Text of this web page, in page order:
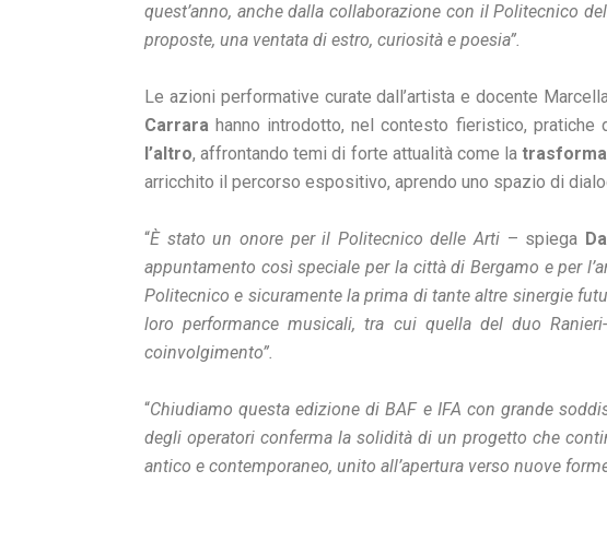
quest’anno, anche dalla collaborazione con il Politecnico
proposte, una ventata di estro, curiosità e poesia”.
Le azioni performative curate dall’artista e docente
Carrara hanno introdotto, nel contesto fieristico, pratiche
l’altro, affrontando temi di forte attualità come la
arricchito il percorso espositivo, aprendo uno spazio di
“È stato un onore per il Politecnico delle Arti – spiega
appuntamento così speciale per la città di Bergamo e per
Politecnico e sicuramente la prima di tante altre sinergie
loro performance musicali, tra cui quella del duo
coinvolgimento”.
“Chiudiamo questa edizione di BAF e IFA con grande
degli operatori conferma la solidità di un progetto che
antico e contemporaneo, unito all’apertura verso nuove